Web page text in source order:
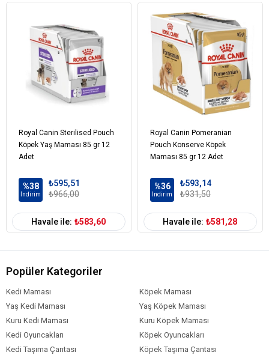
Royal Canin Sterilised Pouch
Köpek Yaş Maması 85 gr 12
Adet
%38
İndirim
₺595,51
₺966,00
Havale ile: ₺583,60
Royal Canin Pomeranian
Pouch Konserve Köpek
Maması 85 gr 12 Adet
%36
İndirim
₺593,14
₺931,50
Havale ile: ₺581,28
Popüler Kategoriler
Kedi Maması
Köpek Maması
Yaş Kedi Maması
Yaş Köpek Maması
Kuru Kedi Maması
Kuru Köpek Maması
Kedi Oyuncakları
Köpek Oyuncakları
Kedi Taşıma Çantası
Köpek Taşıma Çantası